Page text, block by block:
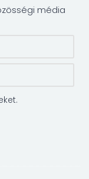
média